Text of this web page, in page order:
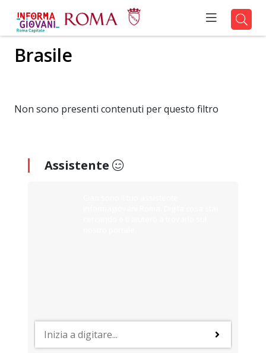
Brasile
Non sono presenti contenuti per questo filtro
Assistente